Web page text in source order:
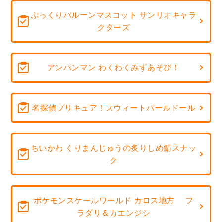
ぷっくりバルーンマスコット サンリオキャラ
クターズ
アンパンマン わくわくみずあそび！
名探偵プリキュア！スウィートパールドール
ちいかわ くりまんじゅうの炙りしめ鯖スナッ
ク
ポケモンスケールワールド カロス地方 フ
ラダリ＆カエンジシ